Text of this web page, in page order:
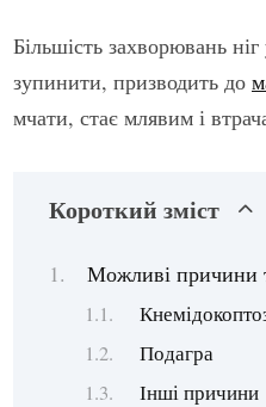
Більшість захворювань
зупинити, призводить до
мчати, стає млявим і
Короткий зміст
Можливі причини
Подагра
Інші причини